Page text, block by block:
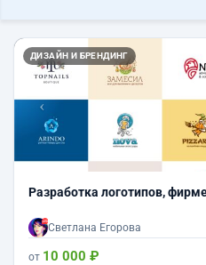
ДИЗАЙН И БРЕНДИНГ
Назад
Разработка логотипов,
Светлана Егорова
от 10 000 ₽